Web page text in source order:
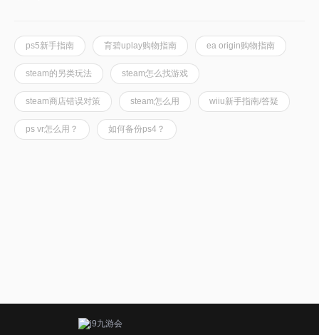
ps5新手指南 育碧uplay购物指南 ea origin购物指南
steam的另类玩法 steam怎么找游戏
steam商店错误对策 steam怎么用 wiiu新手指南/答疑
ps vr怎么用？ 如何备份ps4？